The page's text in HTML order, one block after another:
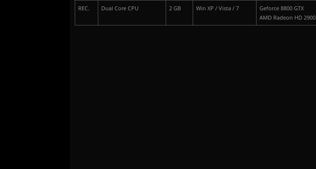
REC. Dual Core CPU 2 GB Win XP / Vista / 7
Geforce 8800 GTX
AMD Radeon HD 2900